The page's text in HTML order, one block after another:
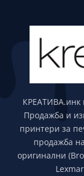
КРЕАТИВА.инк
Продажба и
принтери за
продажба
оригинални